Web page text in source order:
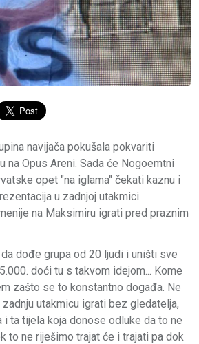
navijača pokušala pokvariti
na Opus Areni. Sada će Nogoemtni
opet "na iglama" čekati kaznu i
u zadnjoj utakmici
na Maksimiru igrati pred praznim
dođe grupa od 20 ljudi i uništi sve
doći tu s takvom idejom... Kome
zašto se to konstantno događa. Ne
utakmicu igrati bez gledatelja,
i ta tijela koja donose odluke da to ne
to ne riješimo trajat će i trajati pa dok